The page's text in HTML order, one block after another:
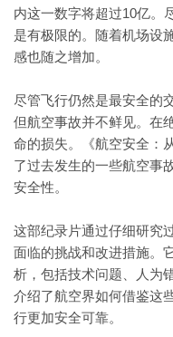
内这一数字将超过10亿。
是有极限的。随着机场设
感也随之增加。
尽管飞行仍然是最安全的
但航空事故并不鲜见。在
命的损失。《航空安全：
了过去发生的一些航空事
安全性。
这部纪录片通过仔细研究
面临的挑战和改进措施。
析，包括技术问题、人为
介绍了航空界如何借鉴这
行更加安全可靠。